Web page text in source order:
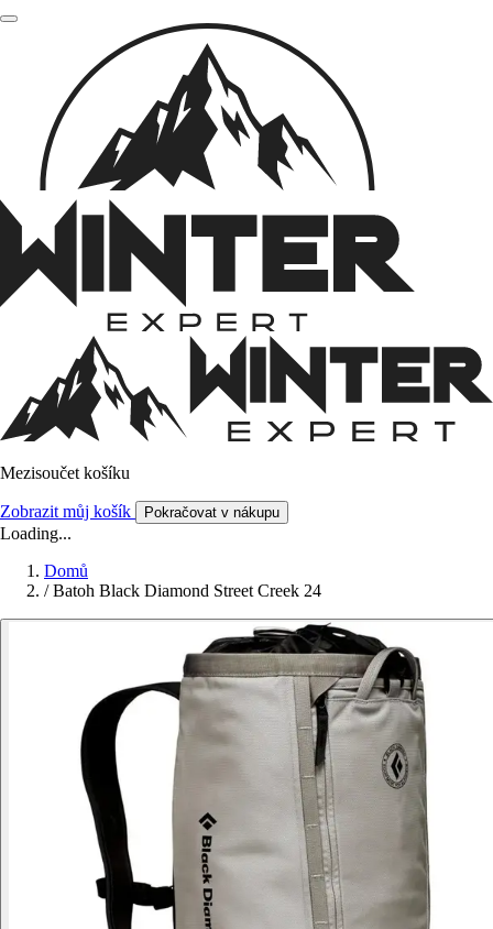
Mezisoučet košíku
Zobrazit můj košík Pokračovat v nákupu
Loading...
Domů
/ Batoh Black Diamond Street Creek 24